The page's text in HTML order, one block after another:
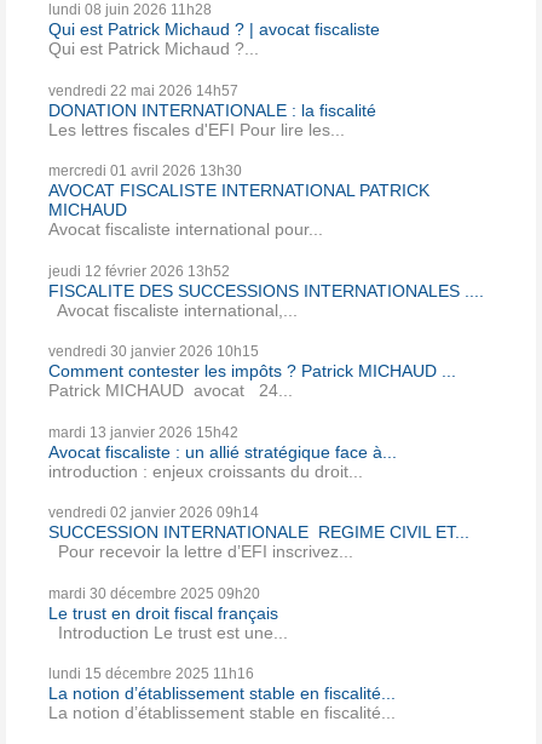
lundi 08 juin 2026 11h28
Qui est Patrick Michaud ? | avocat fiscaliste
Qui est Patrick Michaud ?...
vendredi 22 mai 2026 14h57
DONATION INTERNATIONALE : la fiscalité
Les lettres fiscales d'EFI Pour lire les...
mercredi 01 avril 2026 13h30
AVOCAT FISCALISTE INTERNATIONAL PATRICK
MICHAUD
Avocat fiscaliste international pour...
jeudi 12 février 2026 13h52
FISCALITE DES SUCCESSIONS INTERNATIONALES ....
Avocat fiscaliste international,...
vendredi 30 janvier 2026 10h15
Comment contester les impôts ? Patrick MICHAUD ...
Patrick MICHAUD avocat 24...
mardi 13 janvier 2026 15h42
Avocat fiscaliste : un allié stratégique face à...
introduction : enjeux croissants du droit...
vendredi 02 janvier 2026 09h14
SUCCESSION INTERNATIONALE REGIME CIVIL ET...
Pour recevoir la lettre d’EFI inscrivez...
mardi 30 décembre 2025 09h20
Le trust en droit fiscal français
Introduction Le trust est une...
lundi 15 décembre 2025 11h16
La notion d’établissement stable en fiscalité...
La notion d’établissement stable en fiscalité...